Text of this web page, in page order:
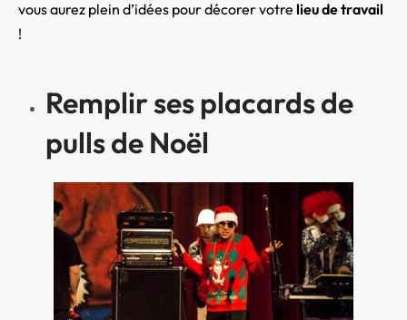
vous aurez plein d’idées pour décorer votre lieu de travail
!
Remplir ses placards de
pulls de Noël